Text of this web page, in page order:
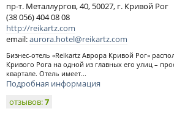
пр-т. Металлургов, 40, 50027, г. Кривой Рог
(38 056) 404 08 08
http://reikartz.com
email:aurora.hotel@reikartz.com
Бизнес-отель «Reikartz Аврора Кривой Рог»
Кривого Рога на одной из главных его улиц –
квартале. Отель имеет...
Подробная информация
отзывов:7